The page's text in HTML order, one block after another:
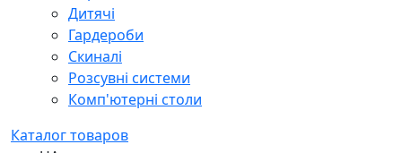
Дитячі
Гардероби
Скиналі
Розсувні системи
Комп'ютерні столи
Каталог товаров